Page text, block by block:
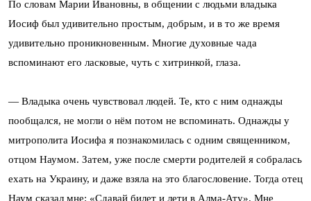
По словам Марии Ивановны, в общении с людьми владыка
Иосиф был удивительно простым, добрым, и в то же время
удивительно проникновенным. Многие духовные чада
вспоминают его ласковые, чуть с хитринкой, глаза.
— Владыка очень чувствовал людей. Те, кто с ним однажды
пообщался, не могли о нём потом не вспоминать. Однажды у
митрополита Иосифа я познакомилась с одним священником,
отцом Наумом. Затем, уже после смерти родителей я собралась
ехать на Украину, и даже взяла на это благословение. Тогда отец
Наум сказал мне: «Сдавай билет и лети в Алма-Ату». Мне